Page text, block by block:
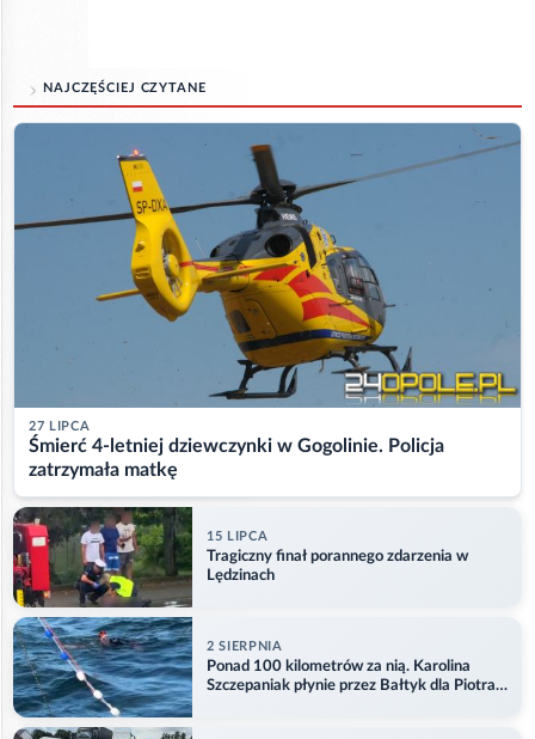
NAJCZĘŚCIEJ CZYTANE
27 LIPCA
Śmierć 4-letniej dziewczynki w Gogolinie. Policja
zatrzymała matkę
15 LIPCA
Tragiczny finał porannego zdarzenia w
Lędzinach
2 SIERPNIA
Ponad 100 kilometrów za nią. Karolina
Szczepaniak płynie przez Bałtyk dla Piotra.